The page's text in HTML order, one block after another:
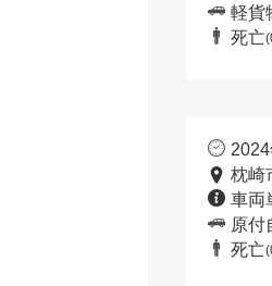
軽貨
死亡
枕崎
車両
原付
死亡